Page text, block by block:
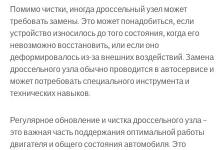
Помимо чистки, иногда дроссельный узел может
требовать замены. Это может понадобиться, если
устройство износилось до того состояния, когда его
невозможно восстановить, или если оно
деформировалось из-за внешних воздействий. Замена
дроссельного узла обычно проводится в автосервисе и
может потребовать специального инструмента и
технических навыков.
Регулярное обновление и чистка дроссельного узла –
это важная часть поддержания оптимальной работы
двигателя и общего состояния автомобиля. Это